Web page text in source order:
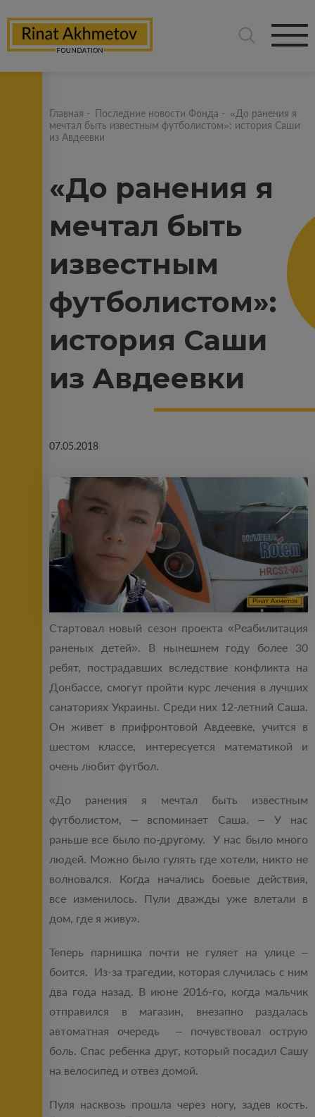
Главная - Последние новости Фонда - «До ранения я
мечтал быть известным футболистом»: история Саши
из Авдеевки
«До ранения я
мечтал быть
известным
футболистом»:
история Саши
из Авдеевки
07.05.2018
Стартовал новый сезон проекта «Реабилитация
раненых детей». В нынешнем году более 30
ребят, пострадавших вследствие конфликта на
Донбассе, смогут пройти курс лечения в лучших
санаториях Украины. Среди них 12-летний Саша.
Он живет в прифронтовой Авдеевке, учится в
шестом классе, интересуется математикой и
очень любит футбол.
«До ранения я мечтал быть известным
футболистом, – вспоминает Саша. – У нас
раньше все было по-другому. У нас было много
людей. Можно было гулять где хотели, никто не
волновался. Когда начались боевые действия,
все изменилось. Пули дважды уже влетали в
дом, где я живу».
Теперь парнишка почти не гуляет на улице –
боится. Из-за трагедии, которая случилась с ним
два года назад. В июне 2016-го, когда мальчик
отправился в магазин, внезапно раздалась
автоматная очередь – почувствовал острую
боль. Спас ребенка друг, который посадил Сашу
на велосипед и отвез домой.
Пуля насквозь прошла через ногу, задев кость.